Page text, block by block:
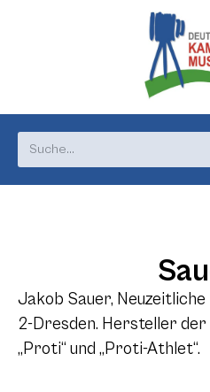
Jakob Sauer,
2-Dresden. Hersteller
„Proti“ und „Proti-Athlet“.